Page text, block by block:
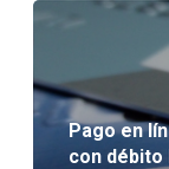
Pago en
con débito